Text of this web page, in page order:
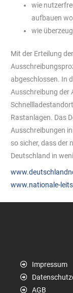
wie
aufbauen
wie
Mit der Erteilung
abgeschlossen. In
Ausschreibung der
Rastanlagen. Das
Ausschreibungen
so sicher, dass der
Deutschland in
www.nationale-
Impressum
AGB